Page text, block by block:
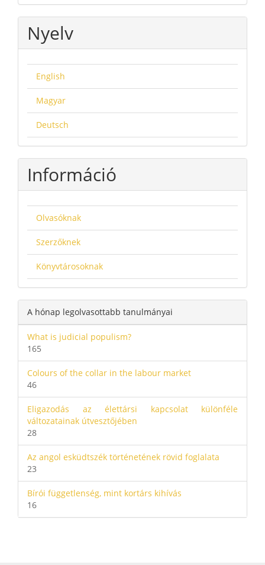
Nyelv
English
Magyar
Deutsch
Információ
Olvasóknak
Szerzőknek
Könyvtárosoknak
A hónap legolvasottabb tanulmányai
What is judicial populism?
165
Colours of the collar in the labour market
46
Eligazodás az élettársi kapcsolat különféle
változatainak útvesztőjében
28
Az angol esküdtszék történetének rövid foglalata
23
Bírói függetlenség, mint kortárs kihívás
16